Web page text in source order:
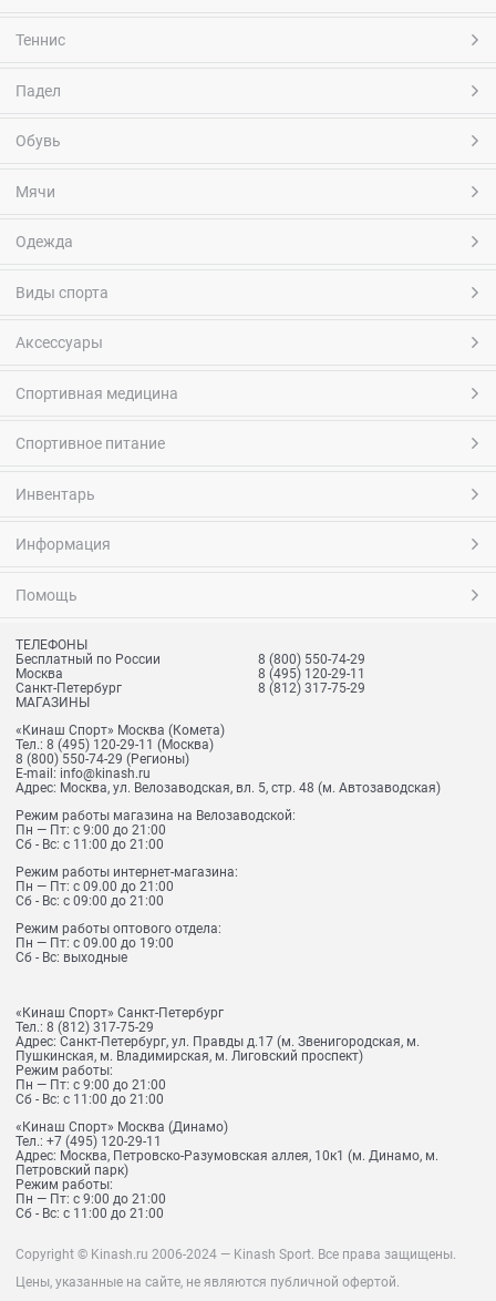
Теннис
Падел
Обувь
Мячи
Одежда
Виды спорта
Аксессуары
Спортивная медицина
Спортивное питание
Инвентарь
Информация
Помощь
ТЕЛЕФОНЫ
Бесплатный по России
8 (800) 550-74-29
Москва
8 (495) 120-29-11
Санкт-Петербург
8 (812) 317-75-29
МАГАЗИНЫ
«Кинаш Спорт» Москва (Комета)
Тел.: 8 (495) 120-29-11 (Москва)
8 (800) 550-74-29 (Регионы)
E-mail: info@kinash.ru
Адрес: Москва, ул. Велозаводская, вл. 5, стр. 48 (м. Автозаводская)
Режим работы магазина на Велозаводской:
Пн — Пт: с 9:00 до 21:00
Сб - Вс: с 11:00 до 21:00
Режим работы интернет-магазина:
Пн — Пт: с 09.00 до 21:00
Сб - Вс: с 09:00 до 21:00
Режим работы оптового отдела:
Пн — Пт: с 09.00 до 19:00
Сб - Вс: выходные
«Кинаш Спорт» Санкт-Петербург
Тел.: 8 (812) 317-75-29
Адрес: Санкт-Петербург, ул. Правды д.17 (м. Звенигородская, м.
Пушкинская, м. Владимирская, м. Лиговский проспект)
Режим работы:
Пн — Пт: с 9:00 до 21:00
Сб - Вс: с 11:00 до 21:00
«Кинаш Спорт» Москва (Динамо)
Тел.: +7 (495) 120-29-11
Адрес: Москва, Петровско-Разумовская аллея, 10к1 (м. Динамо, м.
Петровский парк)
Режим работы:
Пн — Пт: с 9:00 до 21:00
Сб - Вс: с 11:00 до 21:00
Copyright © Kinash.ru 2006-2024 — Kinash Sport. Все права защищены.
Цены, указанные на сайте, не являются публичной офертой.